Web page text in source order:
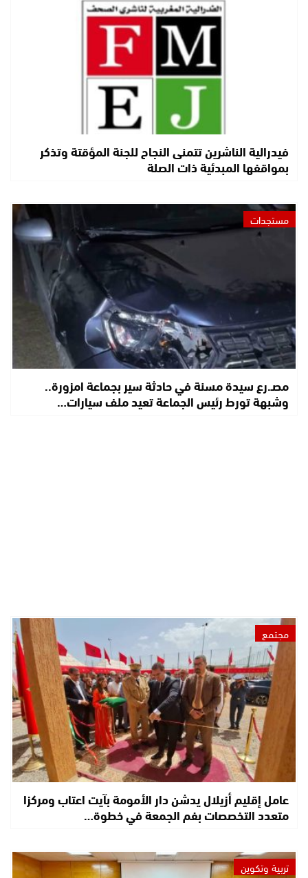
فيدرالية الناشرين تتمنى النجاح للجنة المؤقتة وتذكر
بمواقفها المبدئية ذات الصلة
مستجدات
مصـ.رع سيدة مسنة في حادثة سير بجماعة امزورة..
وشبهة تورط رئيس الجماعة تعيد ملف سيارات…
مجتمع
عامل إقليم أزيلال يدشن دار الأمومة بآيت اعتاب ومركزا
متعدد التخصصات بفم الجمعة في خطوة…
تربية وتكوين